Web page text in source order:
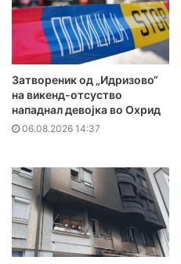
Затвореник од „Идризово“
на викенд-отсуство
нападнал девојка во Охрид
06.08.2026 14:37